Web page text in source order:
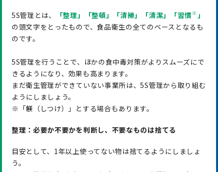
5S管理とは、 「整理」「整頓」「清掃」「清潔」「習慣※ 」
の頭文字をとったもので、食品衛生の全てのベースとなるも
のです。
5S管理を行うことで、ほかの食中毒対策がよりスムーズにで
きるようになり、効果も高まります。
まだ衛生管理ができていない事業所は、5S管理から取り組む
ようにしましょう。
※「躾（しつけ）」とする場合もあります。
整理：必要か不要かを判断し、不要なものは捨てる
目安として、1年以上使ってない物は捨てるようにしましょ
う。